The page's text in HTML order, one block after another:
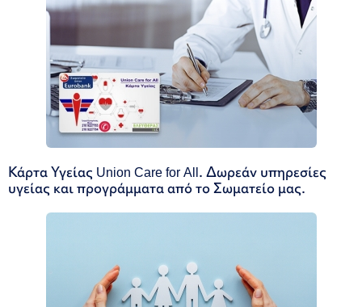
Κάρτα Υγείας Union Care for All. Δωρεάν υπηρεσίες
υγείας και προγράμματα από το Σωματείο μας.